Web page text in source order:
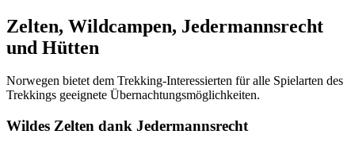
Zelten, Wildcampen, Jedermannsrecht
und Hütten
Norwegen bietet dem Trekking-Interessierten für alle Spielarten des
Trekkings geeignete Übernachtungsmöglichkeiten.
Wildes Zelten dank Jedermannsrecht